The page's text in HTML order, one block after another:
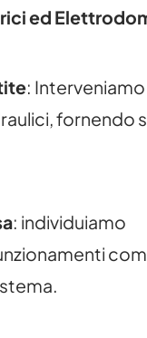
ed
: Interveniamo
fornendo
: individuiamo